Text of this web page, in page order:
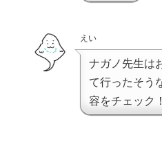
えい
ナガノ先生は
て行ったそう
容をチェック！